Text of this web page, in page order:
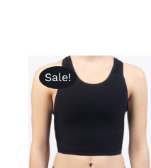
Sale!
mit3.00
von 5